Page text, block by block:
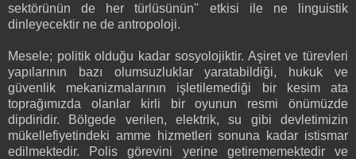
sektörünün de her türlüsünün'' etkisi ile ne linguistik
dinleyecektir ne de antropoloji.
Mesele; politik olduğu kadar sosyolojiktir. Aşiret ve türevleri
yapılarının bazı olumsuzluklar yaratabildiği, hukuk ve
güvenlik mekanizmalarının işletilemediği bir kesim ata
toprağımızda olanlar kirli bir oyunun resmi önümüzde
dipdiridir. Bölgede verilen, elektrik, su gibi devletimizin
mükellefiyetindeki amme hizmetleri sonuna kadar istismar
edilmektedir. Polis görevini yerine getirememektedir ve